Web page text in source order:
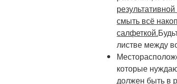
смыть всё
салфеткой.
листве между
которые
должен быть в